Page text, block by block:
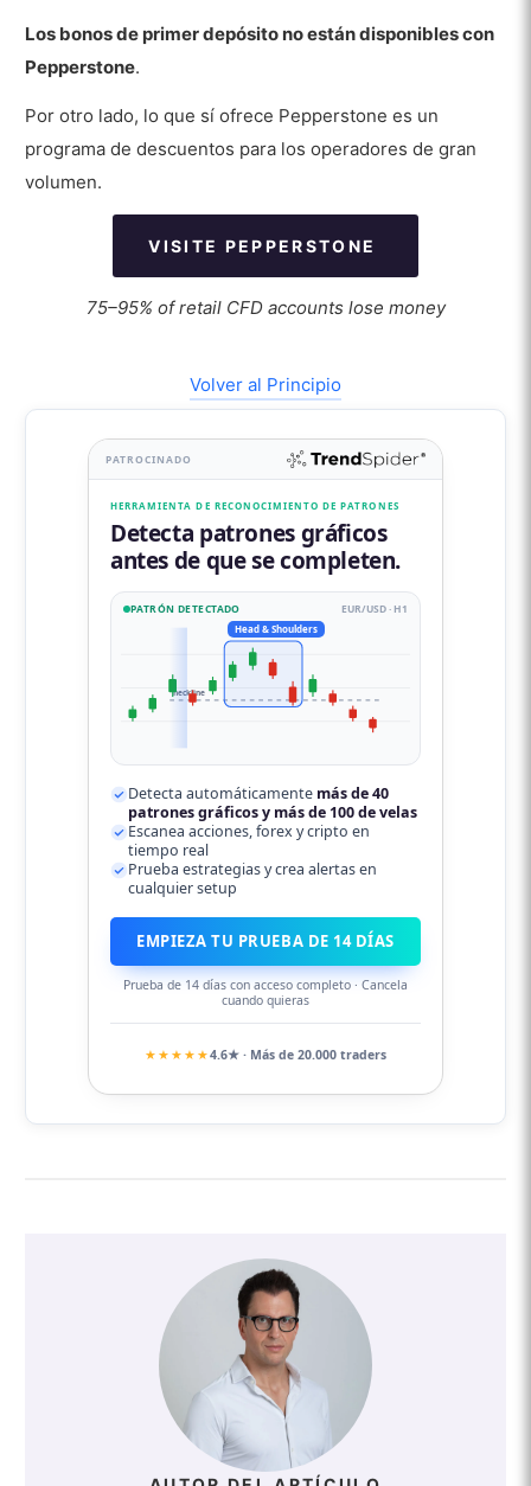
Los bonos de primer depósito no están disponibles con
Pepperstone.
Por otro lado, lo que sí ofrece Pepperstone es un
programa de descuentos para los operadores de gran
volumen.
VISITE PEPPERSTONE
75–95% of retail CFD accounts lose money
Volver al Principio
PATROCINADO
HERRAMIENTA DE RECONOCIMIENTO DE PATRONES
Detecta patrones gráficos
antes de que se completen.
PATRÓN DETECTADO EUR/USD · H1
neckline
Head & Shoulders
Detecta automáticamente más de 40
patrones gráficos y más de 100 de velas
Escanea acciones, forex y cripto en
tiempo real
Prueba estrategias y crea alertas en
cualquier setup
EMPIEZA TU PRUEBA DE 14 DÍAS
Prueba de 14 días con acceso completo · Cancela
cuando quieras
★★★★★4.6★ · Más de 20.000 traders